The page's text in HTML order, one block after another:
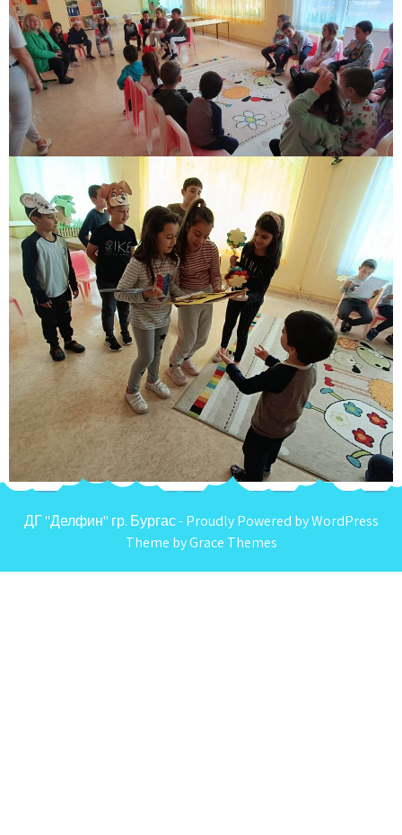
ДГ "Делфин" гр. Бургас - Proudly Powered by WordPress
Theme by Grace Themes